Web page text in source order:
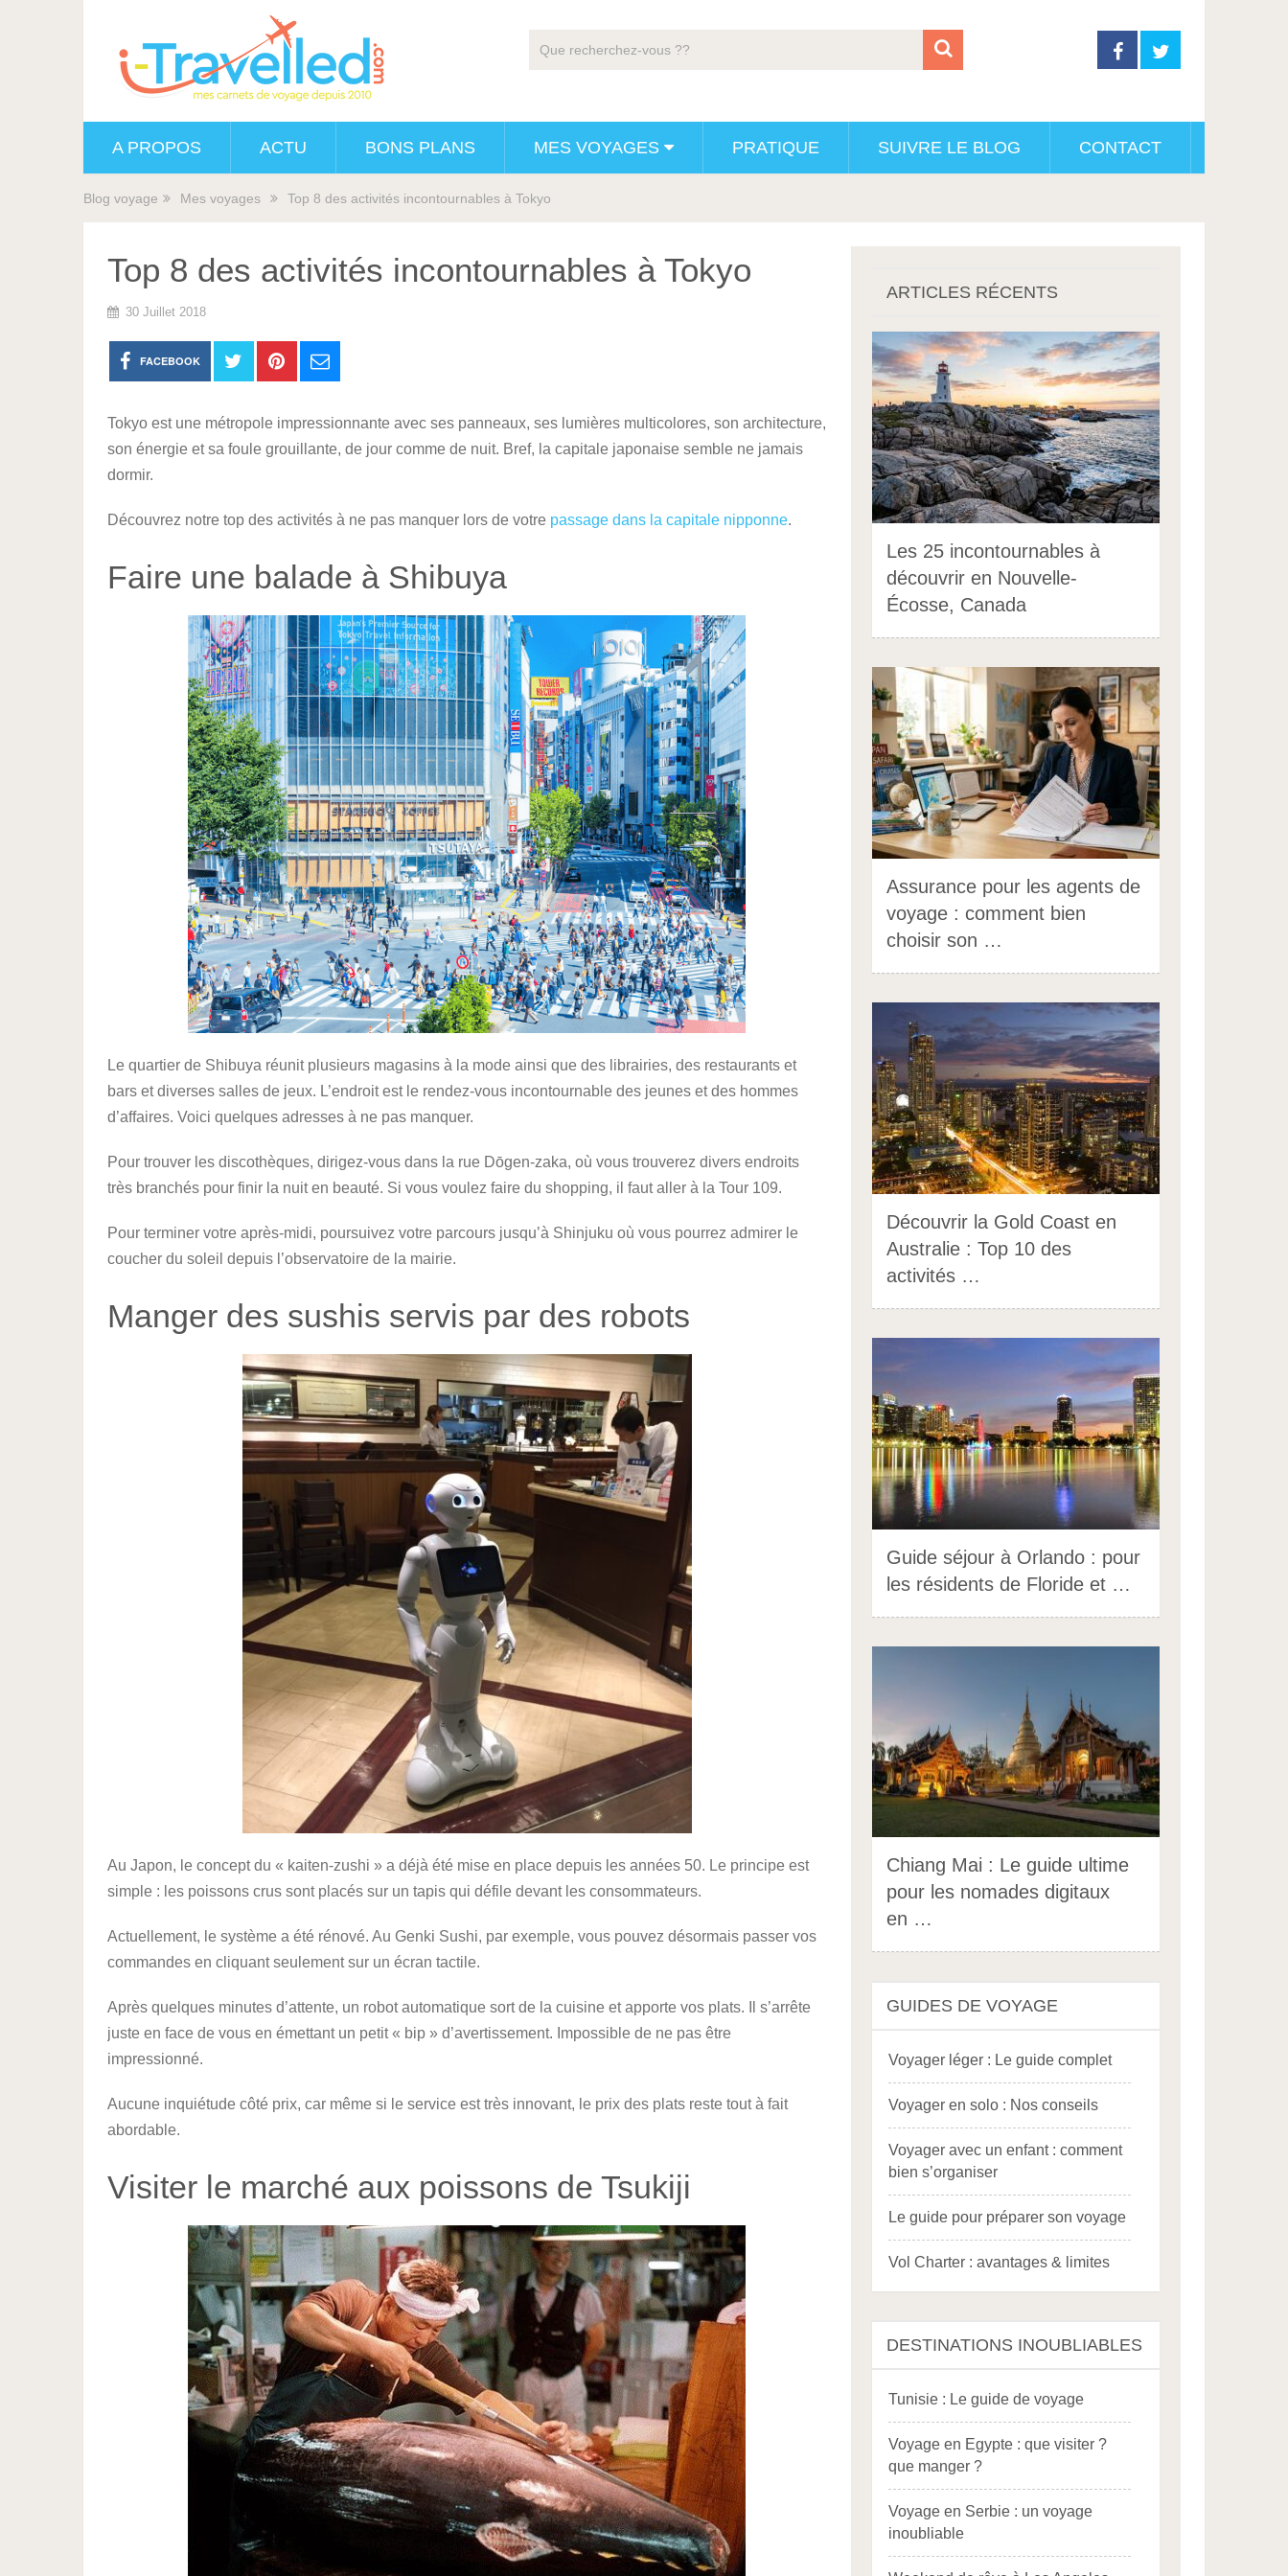
A PROPOS ACTU BONS PLANS MES VOYAGES PRATIQUE SUIVRE LE BLOG CONTACT
Blog voyage Mes voyages Top 8 des activités incontournables à Tokyo
Top 8 des activités incontournables à Tokyo
30 Juillet 2018
FACEBOOK
Tokyo est une métropole impressionnante avec ses panneaux, ses lumières multicolores, son architecture,
son énergie et sa foule grouillante, de jour comme de nuit. Bref, la capitale japonaise semble ne jamais
dormir.
Découvrez notre top des activités à ne pas manquer lors de votre passage dans la capitale nipponne.
Faire une balade à Shibuya
Le quartier de Shibuya réunit plusieurs magasins à la mode ainsi que des librairies, des restaurants et
bars et diverses salles de jeux. L’endroit est le rendez-vous incontournable des jeunes et des hommes
d’affaires. Voici quelques adresses à ne pas manquer.
Pour trouver les discothèques, dirigez-vous dans la rue Dōgen-zaka, où vous trouverez divers endroits
très branchés pour finir la nuit en beauté. Si vous voulez faire du shopping, il faut aller à la Tour 109.
Pour terminer votre après-midi, poursuivez votre parcours jusqu’à Shinjuku où vous pourrez admirer le
coucher du soleil depuis l’observatoire de la mairie.
Manger des sushis servis par des robots
Au Japon, le concept du « kaiten-zushi » a déjà été mise en place depuis les années 50. Le principe est
simple : les poissons crus sont placés sur un tapis qui défile devant les consommateurs.
Actuellement, le système a été rénové. Au Genki Sushi, par exemple, vous pouvez désormais passer vos
commandes en cliquant seulement sur un écran tactile.
Après quelques minutes d’attente, un robot automatique sort de la cuisine et apporte vos plats. Il s’arrête
juste en face de vous en émettant un petit « bip » d’avertissement. Impossible de ne pas être
impressionné.
Aucune inquiétude côté prix, car même si le service est très innovant, le prix des plats reste tout à fait
abordable.
Visiter le marché aux poissons de Tsukiji
ARTICLES RÉCENTS
Les 25 incontournables à
découvrir en Nouvelle-
Écosse, Canada
Assurance pour les agents de
voyage : comment bien
choisir son …
Découvrir la Gold Coast en
Australie : Top 10 des
activités …
Guide séjour à Orlando : pour
les résidents de Floride et …
Chiang Mai : Le guide ultime
pour les nomades digitaux
en …
GUIDES DE VOYAGE
Voyager léger : Le guide complet
Voyager en solo : Nos conseils
Voyager avec un enfant : comment
bien s’organiser
Le guide pour préparer son voyage
Vol Charter : avantages & limites
DESTINATIONS INOUBLIABLES
Tunisie : Le guide de voyage
Voyage en Egypte : que visiter ?
que manger ?
Voyage en Serbie : un voyage
inoubliable